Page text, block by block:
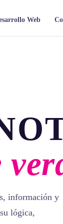
Web
información y
lógica,